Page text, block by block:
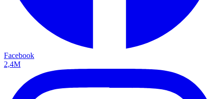
Facebook
2,4M